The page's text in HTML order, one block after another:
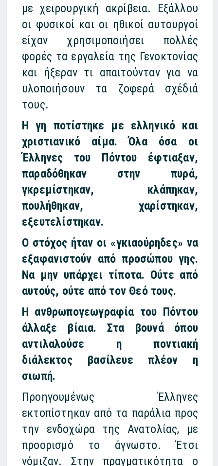
με χειρουργική ακρίβεια. Εξάλλου
οι φυσικοί και οι ηθικοί αυτουργοί
είχαν χρησιμοποιήσει πολλές
φορές τα εργαλεία της Γενοκτονίας
και ήξεραν τι απαιτούνταν για να
υλοποιήσουν τα ζοφερά σχέδιά
τους.
Η γη ποτίστηκε με ελληνικό και
χριστιανικό αίμα. Όλα όσα οι
Έλληνες του Πόντου έφτιαξαν,
παραδόθηκαν στην πυρά,
γκρεμίστηκαν, κλάπηκαν,
πουλήθηκαν, χαρίστηκαν,
εξευτελίστηκαν.
Ο στόχος ήταν οι «γκιαούρηδες» να
εξαφανιστούν από προσώπου γης.
Να μην υπάρχει τίποτα. Ούτε από
αυτούς, ούτε από τον Θεό τους.
Η ανθρωπογεωγραφία του Πόντου
άλλαξε βίαια. Στα βουνά όπου
αντιλαλούσε η ποντιακή
διάλεκτος βασίλευε πλέον η
σιωπή.
Προηγουμένως Έλληνες
εκτοπίστηκαν από τα παράλια προς
την ενδοχώρα της Ανατολίας, με
προορισμό το άγνωστο. Έτσι
νόμιζαν. Στην πραγματικότητα ο